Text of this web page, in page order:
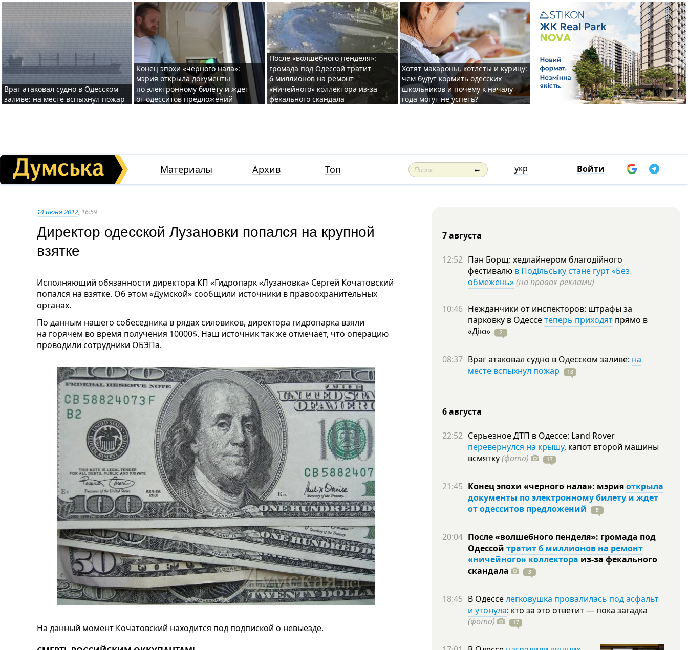
Враг атаковал судно в Одесском
заливе: на месте вспыхнул пожар
Конец эпохи «черного нала»:
мэрия открыла документы
по электронному билету и ждет
от одесситов предложений
После «волшебного пенделя»:
громада под Одессой тратит
6 миллионов на ремонт
«ничейного» коллектора из-за
фекального скандала
Хотят макароны, котлеты и курицу:
чем будут кормить одесских
школьников и почему к началу
года могут не успеть?
Материалы Архив Топ укр Войти
14 июня 2012, 16:59
Директор одесской Лузановки попался на крупной
взятке
Исполняющий обязанности директора КП «Гидропарк «Лузановка» Сергей Кочатовский
попался на взятке. Об этом «Думской» сообщили источники в правоохранительных
органах.
По данным нашего собеседника в рядах силовиков, директора гидропарка взяли
на горячем во время получения 10000$. Наш источник так же отмечает, что операцию
проводили сотрудники ОБЭПа.
На данный момент Кочатовский находится под подпиской о невыезде.
7 августа
12:52 Пан Борщ: хедлайнером благодійного
фестивалю в Подільську стане гурт «Без
обмежень»(на правах реклами)
10:46 Нежданчики от инспекторов: штрафы за
парковку в Одессетеперь приходят прямо в
«Дію»
2
08:37 Враг атаковал судно в Одесском заливе: на
месте вспыхнул пожар
13
6 августа
22:52 Серьезное ДТП в Одессе: Land Rover
перевернулся на крышу, капот второй машины
всмятку(фото) 17
21:45 Конец эпохи «черного нала»: мэрияоткрыла
документы по электронному билету и ждет
от одесситов предложений
9
20:04 После «волшебного пенделя»: громада под
Одессой тратит 6 миллионов на ремонт
«ничейного» коллектора из-за фекального
скандала
3
18:45 В Одесселегковушка провалилась под асфальт
и утонула: кто за это ответит — пока загадка
(фото)
17